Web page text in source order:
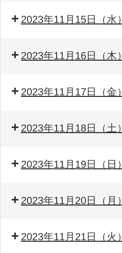
2023年11月15日（水）
2023年11月16日（木）
2023年11月17日（金）
2023年11月18日（土）
2023年11月19日（日）
2023年11月20日（月）
2023年11月21日（火）